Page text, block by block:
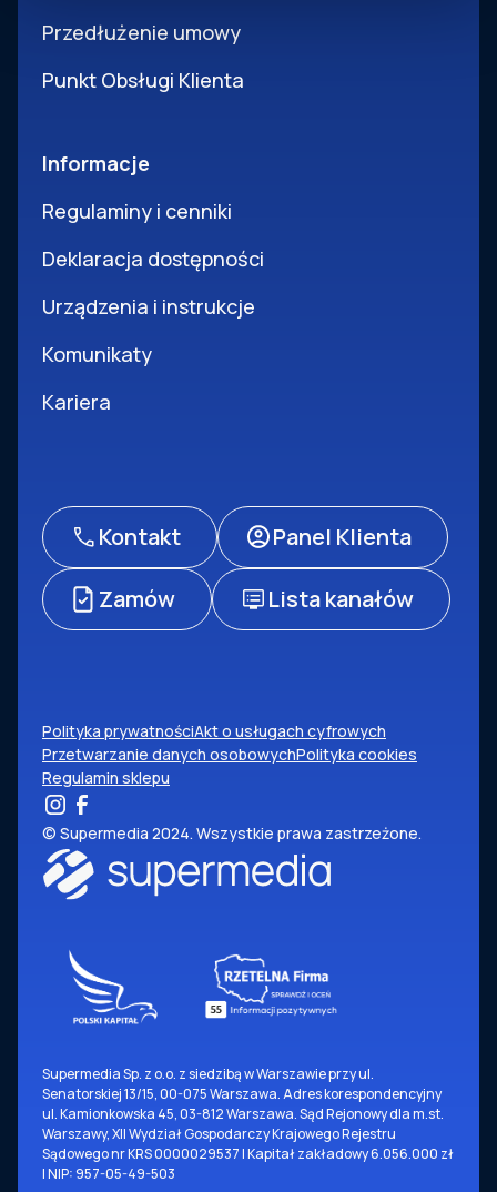
Przedłużenie umowy
Punkt Obsługi Klienta
Informacje
Regulaminy i cenniki
Deklaracja dostępności
Urządzenia i instrukcje
Komunikaty
Kariera
Kontakt Panel Klienta
Zamów Lista kanałów
Polityka prywatnościAkt o usługach cyfrowych
Przetwarzanie danych osobowychPolityka cookies
Regulamin sklepu
© Supermedia 2024. Wszystkie prawa zastrzeżone.
Supermedia Sp. z o.o. z siedzibą w Warszawie przy ul.
Senatorskiej 13/15, 00-075 Warszawa. Adres korespondencyjny
ul. Kamionkowska 45, 03-812 Warszawa. Sąd Rejonowy dla m.st.
Warszawy, XII Wydział Gospodarczy Krajowego Rejestru
Sądowego nr KRS 0000029537 | Kapitał zakładowy 6.056.000 zł
| NIP: 957-05-49-503